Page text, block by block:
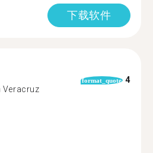
下载软件
Veracruz
format_quote 4